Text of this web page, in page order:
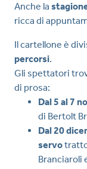
Anche la
ricca di
Il cartellone è
percorsi.
Gli spettatori
di prosa:
Dal 5 al 7
di Bertolt
Dal 20
servo
Branciaroli